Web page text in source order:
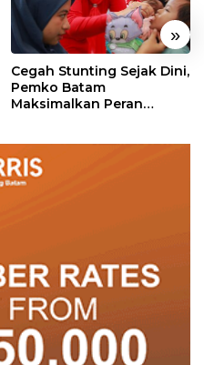
»
Cegah Stunting Sejak Dini,
Pemko Batam
Maksimalkan Peran